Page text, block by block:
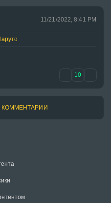
11/21/2022, 8:41 PM
10
КОММЕНТАРИИ